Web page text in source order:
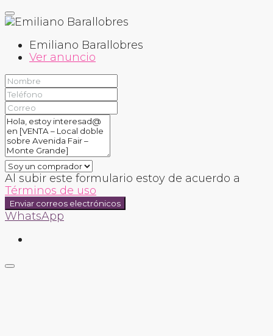
Emiliano Barallobres
Ver anuncio
Al subir este formulario estoy de acuerdo a
Términos de uso
Enviar correos electrónicos
WhatsApp